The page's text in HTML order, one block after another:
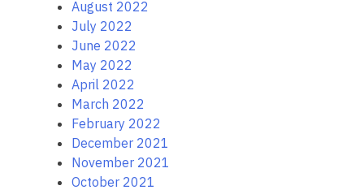
August 2022
July 2022
June 2022
May 2022
April 2022
March 2022
February 2022
December 2021
November 2021
October 2021